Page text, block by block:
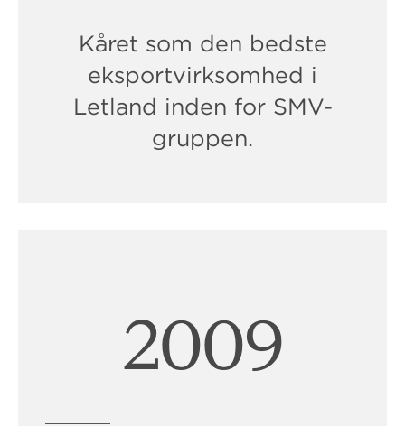
Kåret som den bedste
eksportvirksomhed i
Letland inden for SMV-
gruppen.
2011